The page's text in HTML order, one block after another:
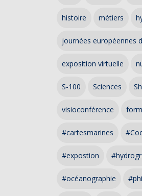
histoire métiers
journées européennes
exposition virtuelle
S-100 Sciences
visioconférence
#cartesmarines
#expostion
#océanographie